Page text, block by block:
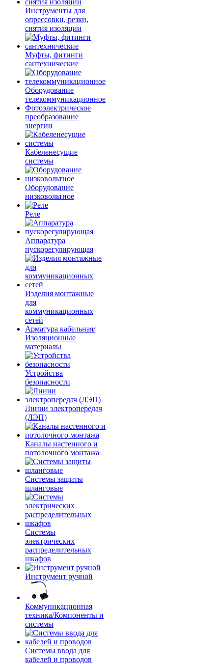
Инструменты для
опрессовки, резки,
снятия изоляции
Муфты, фитинги
сантехнические
Оборудование
телекоммуникационное
Фотоэлектрическое
преобразование
энергии
Кабеленесущие
системы
Оборудование
низковольтное
Реле
Аппаратура
пускорегулирующая
Изделия монтажные
для
коммуникационных
сетей
Арматура кабельная/
Изоляционные
материалы
Устройства
безопасности
Линии электропередач
(ЛЭП)
Каналы настенного и
потолочного монтажа
Системы защиты
шланговые
Системы
электрических
распределительных
шкафов
Инструмент ручной
Коммуникационная
техника/Компоненты и
системы
Системы ввода для
кабелей и проводов